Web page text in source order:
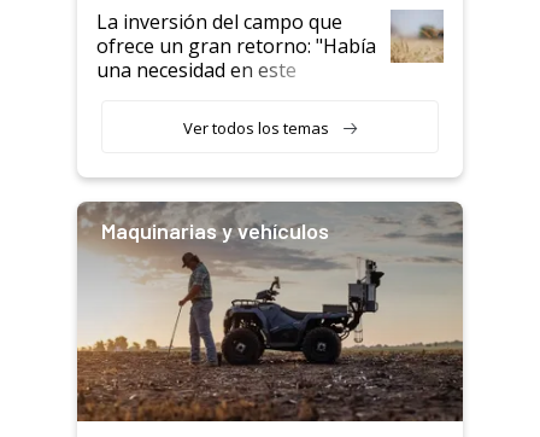
La inversión del campo que
ofrece un gran retorno: "Había
una necesidad en este
Ver todos los temas
Maquinarias y vehículos